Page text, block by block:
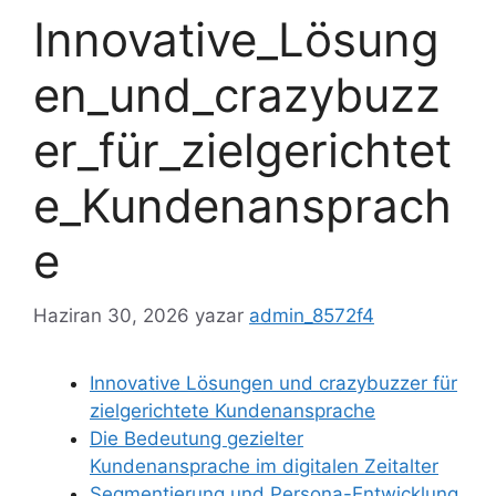
Innovative_Lösung
en_und_crazybuzz
er_für_zielgerichtet
e_Kundenansprach
e
Haziran 30, 2026 yazar admin_8572f4
Innovative Lösungen und crazybuzzer für
zielgerichtete Kundenansprache
Die Bedeutung gezielter
Kundenansprache im digitalen Zeitalter